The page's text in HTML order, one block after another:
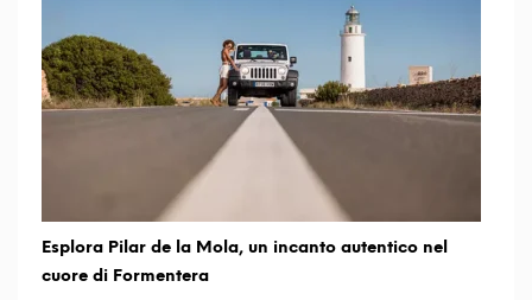
Esplora Pilar de la Mola, un incanto autentico nel
cuore di Formentera